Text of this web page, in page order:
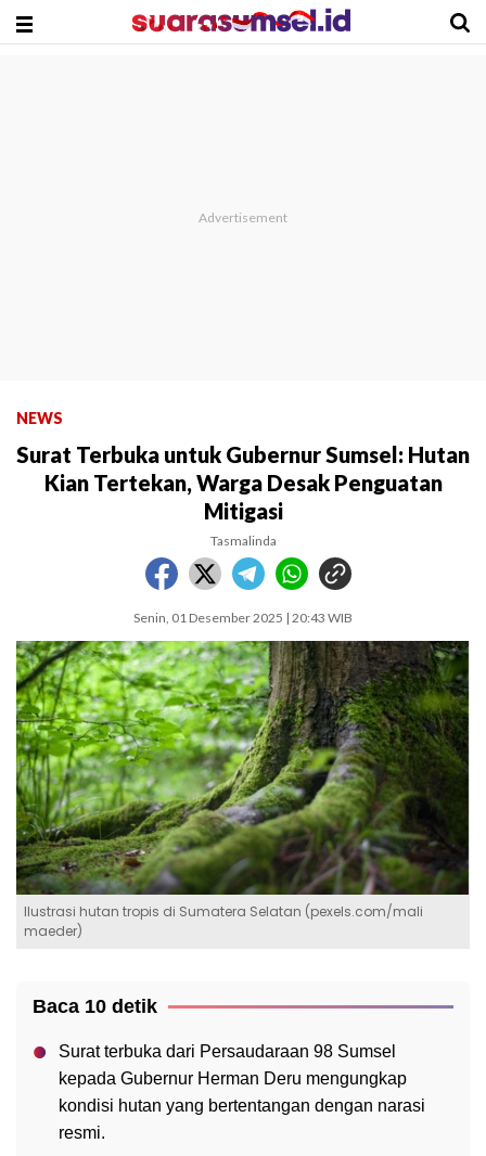
NEWS
Surat Terbuka untuk Gubernur Sumsel: Hutan
Kian Tertekan, Warga Desak Penguatan
Mitigasi
Tasmalinda
Senin, 01 Desember 2025 | 20:43 WIB
Ilustrasi hutan tropis di Sumatera Selatan (pexels.com/mali
maeder)
Baca 10 detik
Surat terbuka dari Persaudaraan 98 Sumsel
kepada Gubernur Herman Deru mengungkap
kondisi hutan yang bertentangan dengan narasi
resmi.